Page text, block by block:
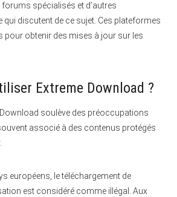
spécialisés et d’autres
discutent de ce sujet. Ces plateformes
pour obtenir des mises à jour sur les
Extreme Download ?
Download soulève des préoccupations
associé à des contenus protégés
européens, le téléchargement de
est considéré comme illégal. Aux